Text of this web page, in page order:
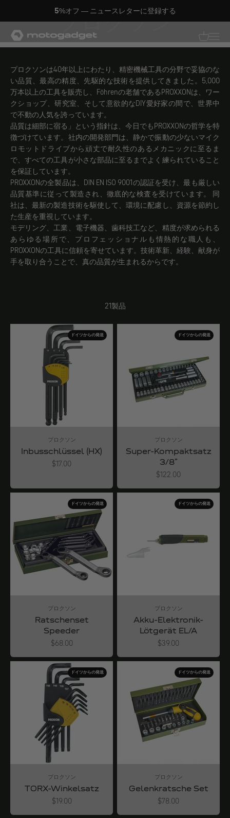
コンテンツへスキップ
5%オフ — ニュースレターに登録する
翻訳
モトガジェット社 翻訳があ
プロクソン
プロクソンは40年以上にわたり、精密機械工具の分野で妥協のな
い品質、最高の精度、先駆的な技術を提供してきました。5,000
万本以上の工具を販売し、Föhrenの老舗であるPROXXONは、ワー
クショップ、研究室、そして意欲的なDIY愛好家の間で、世界中
で不動の人気を誇っています。
品質は細部に宿る」という指針は、今日でもPROXXONの哲学を特
徴づけています。社内の開発部門は、静かで振動の少ないマイク
ロモットドライブから頑丈で耐久性のあるメカニックに至るま
で、すべての工具が小さな部品に至るまでよく練られていること
を保証しています。
PROXXONの全製品は、DIN EN ISO 9001の認証を受け、最も厳しい
品質基準に従って製造され、徹底的な検査を受けています。 同
社は、最新の製造技術を駆使して、環境に配慮し、資源を節約し
た生産を重視しています。
モデリング、工業、電子機器、歯科技工など、精度が求められる
あらゆる場所で、プロフェッショナルも情熱的な職人も、
PROXXONの工具に信頼を寄せています。技術革新、経験、献身が
手を取り合うことで、真の品質が生まれるからです。
21製品
ドイツからの発送
プロクソン
Inbusschlüssel (HX)
Angebot
$17.00
ドイツからの発送
プロクソン
Super-Kompaktsatz
3/8"
Angebot
$122.00
ドイツからの発送
プロクソン
Ratschenset
Speeder
Angebot
$68.00
ドイツからの発送
プロクソン
Akku-Elektronik-
Lötgerät EL/A
Angebot
$39.00
ドイツからの発送
プロクソン
TORX-Winkelsatz
Angebot
$19.00
ドイツからの発送
プロクソン
Gelenkratsche Set
Angebot
$78.00